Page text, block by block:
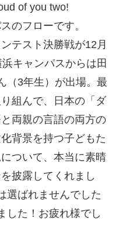
of you two!
のフローです。
テスト決勝戦が12月
キャンパスからは田
（3年生）が出場。最
組んで、日本の「ダ
両親の言語の両方の
背景を持つ子どもた
ついて、本当に素晴
披露してくれまし
選ばれませんでした
した！お疲れ様でし